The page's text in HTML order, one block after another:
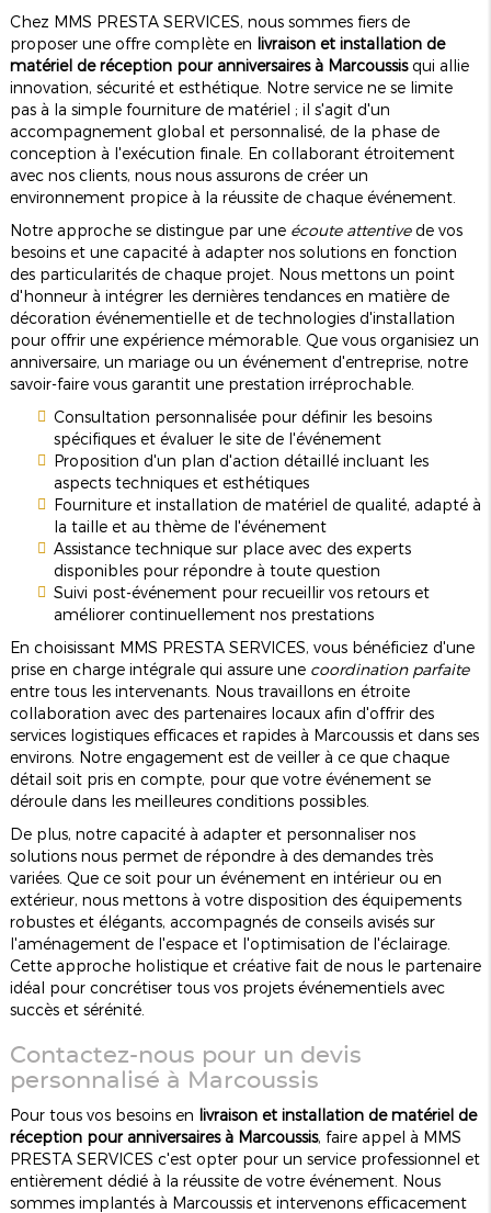
Chez MMS PRESTA SERVICES, nous sommes fiers de
proposer une offre complète en livraison et installation de
matériel de réception pour anniversaires à Marcoussisqui allie
innovation, sécurité et esthétique. Notre service ne se limite
pas à la simple fourniture de matériel ; il s'agit d'un
accompagnement global et personnalisé, de la phase de
conception à l'exécution finale. En collaborant étroitement
avec nos clients, nous nous assurons de créer un
environnement propice à la réussite de chaque événement.
Notre approche se distingue par une écoute attentivede vos
besoins et une capacité à adapter nos solutions en fonction
des particularités de chaque projet. Nous mettons un point
d'honneur à intégrer les dernières tendances en matière de
décoration événementielle et de technologies d'installation
pour offrir une expérience mémorable. Que vous organisiez un
anniversaire, un mariage ou un événement d'entreprise, notre
savoir-faire vous garantit une prestation irréprochable.
Consultation personnalisée pour définir les besoins
spécifiques et évaluer le site de l'événement
Proposition d'un plan d'action détaillé incluant les
aspects techniques et esthétiques
Fourniture et installation de matériel de qualité, adapté à
la taille et au thème de l'événement
Assistance technique sur place avec des experts
disponibles pour répondre à toute question
Suivi post-événement pour recueillir vos retours et
améliorer continuellement nos prestations
En choisissant MMS PRESTA SERVICES, vous bénéficiez d'une
prise en charge intégrale qui assure une coordination parfaite
entre tous les intervenants. Nous travaillons en étroite
collaboration avec des partenaires locaux afin d'offrir des
services logistiques efficaces et rapides à Marcoussis et dans ses
environs. Notre engagement est de veiller à ce que chaque
détail soit pris en compte, pour que votre événement se
déroule dans les meilleures conditions possibles.
De plus, notre capacité à adapter et personnaliser nos
solutions nous permet de répondre à des demandes très
variées. Que ce soit pour un événement en intérieur ou en
extérieur, nous mettons à votre disposition des équipements
robustes et élégants, accompagnés de conseils avisés sur
l'aménagement de l'espace et l'optimisation de l'éclairage.
Cette approche holistique et créative fait de nous le partenaire
idéal pour concrétiser tous vos projets événementiels avec
succès et sérénité.
Contactez-nous pour un devis
personnalisé à Marcoussis
Pour tous vos besoins en livraison et installation de matériel de
réception pour anniversaires à Marcoussis, faire appel à MMS
PRESTA SERVICES c'est opter pour un service professionnel et
entièrement dédié à la réussite de votre événement. Nous
sommes implantés à Marcoussis et intervenons efficacement